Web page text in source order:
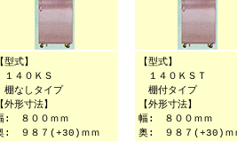
型式】
４０ＫＳ
なしタイプ
外形寸法】
: ８００ｍｍ
: ９８７(+30)ｍｍ
【型式】
１４０ＫＳＴ
棚付タイプ
【外形寸法】
幅: ８００ｍｍ
奥: ９８７(+30)ｍ